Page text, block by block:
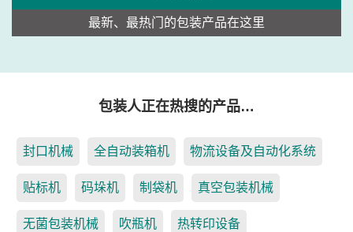
最新、最热门的包装产品在这里
包装人正在热搜的产品…
封口机械 全自动装箱机 物流设备及自动化系统
贴标机 码垛机 制袋机 真空包装机械
无菌包装机械 吹瓶机 热转印设备